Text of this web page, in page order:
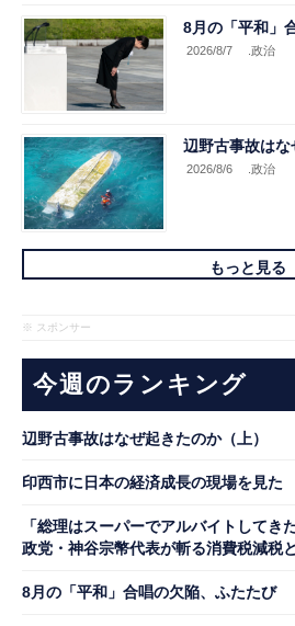
8月の「平和」
2026/8/7 .政治
辺野古事故はな
2026/8/6 .政治
もっと見る
※ スポンサー
今週のランキング
辺野古事故はなぜ起きたのか（上）
印西市に日本の経済成長の現場を見た
「総理はスーパーでアルバイトして
政党・神谷宗幣代表が斬る消費税減税
8月の「平和」合唱の欠陥、ふたたび